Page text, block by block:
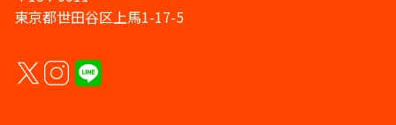
東京都世田谷区上馬1-17-5